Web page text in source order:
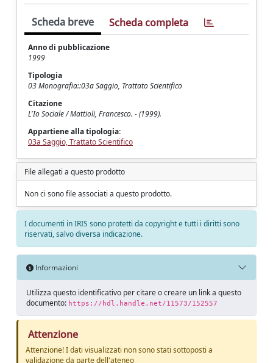
Scheda breve Scheda completa
Anno di pubblicazione
1999
Tipologia
03 Monografia::03a Saggio, Trattato Scientifico
Citazione
L'Io Sociale / Mattioli, Francesco. - (1999).
Appartiene alla tipologia:
03a Saggio, Trattato Scientifico
File allegati a questo prodotto
Non ci sono file associati a questo prodotto.
I documenti in IRIS sono protetti da copyright e tutti i diritti sono
riservati, salvo diversa indicazione.
Informazioni
Utilizza questo identificativo per citare o creare un link a questo
documento: https://hdl.handle.net/11573/152557
Attenzione
Attenzione! I dati visualizzati non sono stati sottoposti a
validazione da parte dell'ateneo